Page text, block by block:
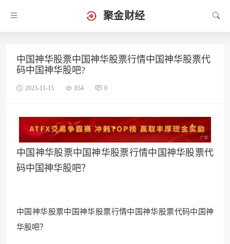
聚金财经
中国神华股票中国神华股票行情中国神华股票代
码中国神华股吧?
2023-11-15 854 0
中国神华股票中国神华股票行情中国神华股票代
码中国神华股吧？
中国神华股票中国神华股票行情中国神华股票代码中国神
华股吧？